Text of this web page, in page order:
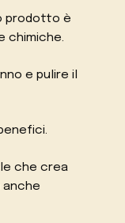
prodotto è
chimiche.
e pulire il
che crea
anche